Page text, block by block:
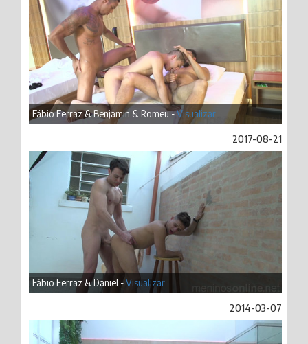
Fábio Ferraz & Benjamin & Romeu -Visualizar
2017-08-21
Fábio Ferraz & Daniel -Visualizar
2014-03-07